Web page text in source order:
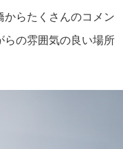
からたくさんのコメン
らの雰囲気の良い場所